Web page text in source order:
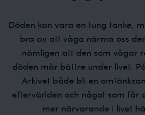
Döden kan vara en tung tanke,
bra av att våga närma oss
nämligen att den som vågar
döden mår bättre under livet.
Arkivet både bli en
eftervärlden och något som får
mer närvarande i livet